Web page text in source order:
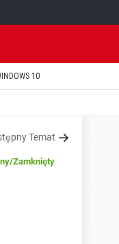
10
Temat
/Zamknięty